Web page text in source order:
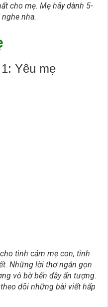
cho mẹ. Mẹ hãy dành 5-
nha.
Yêu mẹ
tình cảm mẹ con, tình
Những lời thơ ngắn gọn
vô bờ bến đầy ấn tượng.
dõi những bài viết hấp